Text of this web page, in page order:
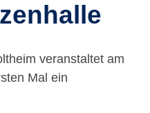
veranstaltet am
Mal ein